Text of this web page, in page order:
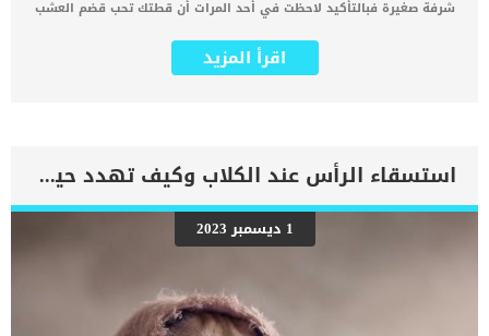
شرفة صغيرة فبالتأكيد لاحظت في أحد المرات أن قطتك تحب قضم العشب
والبعض الآخر ربما يقوم بقضم العشب والخضروات التي تزرعها في شرفة
منزلك، أو ربما حتى قامت قطتك في مرة ما بأكل بعض الأوراق الخضراء
تربية القطط والأطباء البيطريين يؤكدون أن أكل الحشائش الخضراء أو
العشبية قد يكون مفيد جدا في بعض الأوقات.. اقرأ: هل يمكن
علاج القطط بالاعشاب ؟ 7 أعشاب تفيد في علاج أمراض القطط 1 – تساعد
الأعشاب وأوراق الخضروات على تنظيف القناة الضمية التقيؤ بعد أكل
العشب يحدث لأن معدة القطط لا تستطيع إفراز الإنزيمات اللازمة لتكسير
قطتك جدا في مراحل حياتها .. لعلك تتسائل لماذا ؟ التقيؤ يفيد في
تنظيف معدة القطة وكذلك مجرى الجهاز الهضمي واخراج أي مواد غير
[…]
اقرأ المزيد
استسقاء الرأس عند الكلاب وكيف تهدد حياة الكلب ؟
1 ديسمبر 2023